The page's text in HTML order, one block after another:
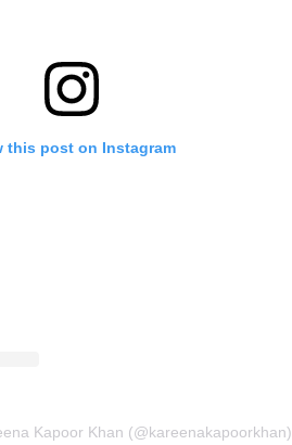
this post on Instagram
Kapoor Khan (@kareenakapoorkhan)